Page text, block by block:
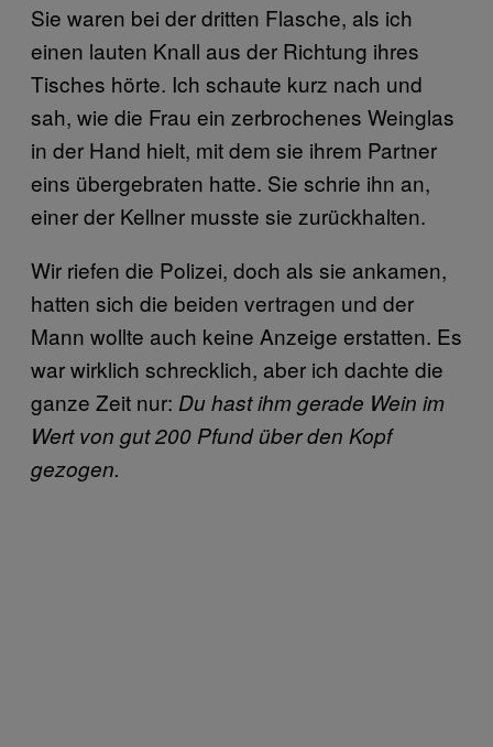
Sie waren bei der dritten Flasche, als ich
einen lauten Knall aus der Richtung ihres
Tisches hörte. Ich schaute kurz nach und
sah, wie die Frau ein zerbrochenes Weinglas
in der Hand hielt, mit dem sie ihrem Partner
eins übergebraten hatte. Sie schrie ihn an,
einer der Kellner musste sie zurückhalten.
Wir riefen die Polizei, doch als sie ankamen,
hatten sich die beiden vertragen und der
Mann wollte auch keine Anzeige erstatten. Es
war wirklich schrecklich, aber ich dachte die
ganze Zeit nur: Du hast ihm gerade Wein im
Wert von gut 200 Pfund über den Kopf
gezogen.